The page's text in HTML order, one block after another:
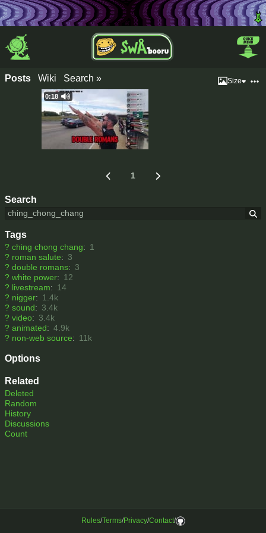
Search
Tags
? ching chong chang: 1
? roman salute: 3
? double romans: 3
? white power: 12
? livestream: 14
? nigger: 1.4k
? sound: 3.4k
? video: 3.4k
? animated: 4.9k
? non-web source: 11k
Options
Related
Deleted
Random
History
Discussions
Count
Posts Wiki Search » Size
0:18
1
Rules/Terms/Privacy/Contact/